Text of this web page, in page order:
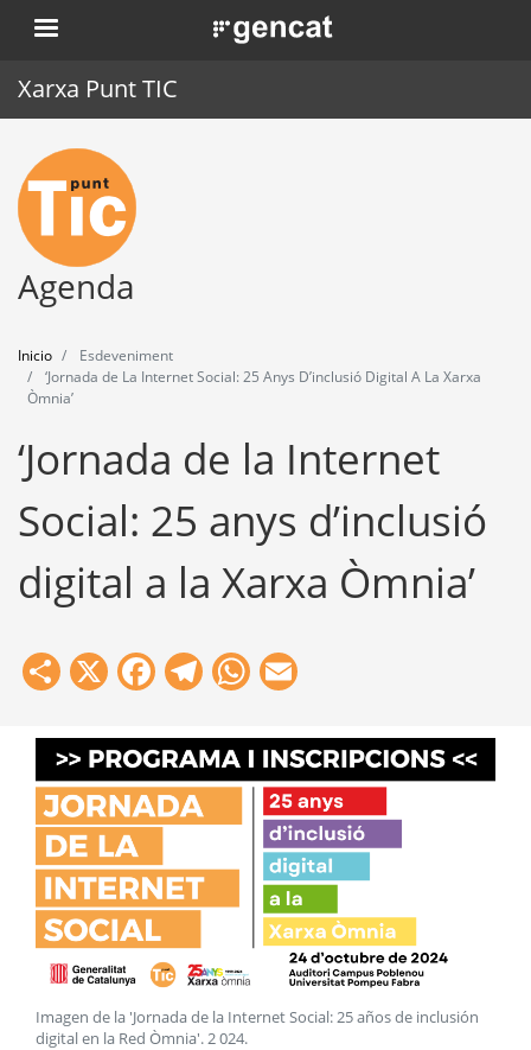
Pasar
al
. Obre en una nova finestra.
Xarxa Punt TIC
Inicio
Punt TIC
Actualidad
Formación
Agenda
Inicio
Esdeveniment
‘Jornada de La Internet Social: 25 Anys D’inclusió Digital A La Xarxa
Òmnia’
‘Jornada de la Internet
Social: 25 anys d’inclusió
digital a la Xarxa Òmnia’
Share
X Facebook
Telegram
WhatsApp
Imagen de la 'Jornada de la Internet Social: 25 años de inclusión
digital en la Red Òmnia'.2 024.